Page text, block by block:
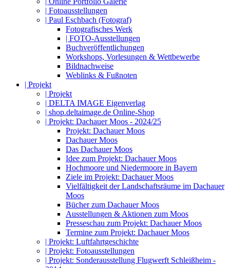
| Fotoausstellungen
| Paul Eschbach (Fotograf)
Fotografisches Werk
| FOTO-Ausstellungen
Buchveröffentlichungen
Workshops, Vorlesungen & Wettbewerbe
Bildnachweise
Weblinks & Fußnoten
| Projekt
| Projekt
| DELTA IMAGE Eigenverlag
| shop.deltaimage.de Online-Shop
| Projekt: Dachauer Moos - 2024/25
Projekt: Dachauer Moos
Dachauer Moos
Das Dachauer Moos
Idee zum Projekt: Dachauer Moos
Hochmoore und Niedermoore in Bayern
Ziele im Projekt: Dachauer Moos
Vielfältigkeit der Landschaftsräume im Dachauer
Moos
Bücher zum Dachauer Moos
Ausstellungen & Aktionen zum Moos
Presseschau zum Projekt: Dachauer Moos
Termine zum Projekt: Dachauer Moos
| Projekt: Luftfahrtgeschichte
| Projekt: Fotoausstellungen
| Projekt: Sonderausstellung Flugwerft Schleißheim -